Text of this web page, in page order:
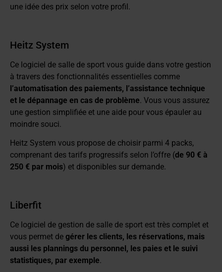
une idée des prix selon votre profil.
Heitz System
Ce logiciel de salle de sport vous guide dans votre gestion
à travers des fonctionnalités essentielles comme
l’automatisation des paiements, l’assistance technique
et le dépannage en cas de problème. Vous vous assurez
une gestion simplifiée et une aide pour vous épauler au
moindre souci.
Heitz System vous propose de choisir parmi 4 packs,
comprenant des tarifs progressifs selon l’offre (de 90 € à
250 € par mois) et disponibles sur demande.
Liberfit
Ce logiciel de gestion de salle de sport est très complet et
vous permet de gérer les clients, les réservations, mais
aussi les plannings du personnel, les paies et le suivi
statistiques, par exemple.